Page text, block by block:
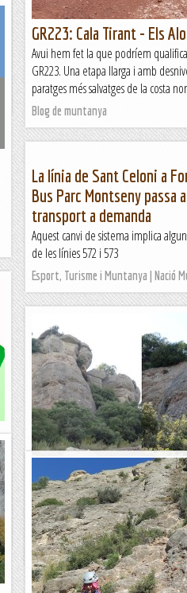
GR223: Cala Tirant - Els
Avui hem fet la que podríem
GR223. Una etapa llarga i amb
paratges més salvatges de la costa
Blog de muntanya
La línia de Sant Celoni a
Bus Parc Montseny passa
transport a demanda
Aquest canvi de sistema implica
de les línies 572 i 573
Esport, Turisme i Muntanya | Nació
Una línia treballosa al
Xavi-Manel. Serra de
El morrot per on transcorre la
Aprofitem les tardes d'estiu tant
Jaumegrimp 2